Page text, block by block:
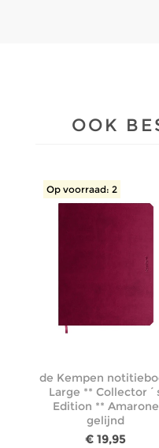
OOK
Op voorraad: 2
de Kempen
Large **
Edition ** Amarone
gelijnd
€ 19,95